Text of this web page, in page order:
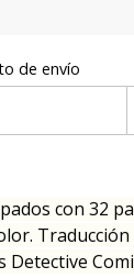
de envío
con 32
Traducción
Detective